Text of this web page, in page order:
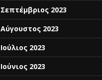
Σεπτέμβριος 2023
Αύγουστος 2023
Ιούλιος 2023
Ιούνιος 2023